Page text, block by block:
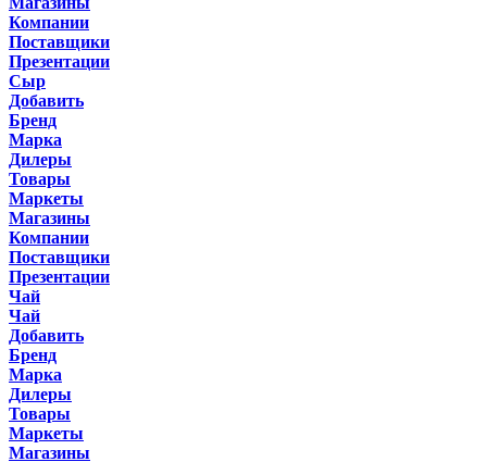
Компании
Поставщики
Презентации
Сыр
Добавить
Бренд
Марка
Дилеры
Товары
Маркеты
Магазины
Компании
Поставщики
Презентации
Чай
Чай
Добавить
Бренд
Марка
Дилеры
Товары
Маркеты
Магазины